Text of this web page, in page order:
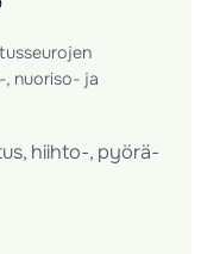
nuoriso- ja
hiihto-, pyörä-